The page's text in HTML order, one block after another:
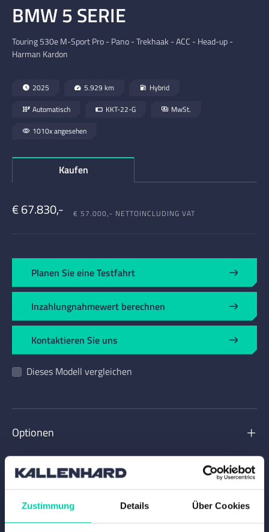
Zustimmung Details Über Cookies
BMW 5 SERIE
Touring 530e M-Sport Pro - Pano - Trekhaak - ACC - Head-up -
Harman Kardon
2025 5.929 km Hybrid
Automatisch KKT-22-G MwSt.
1010x angesehen
Kaufen
€ 67.830,- € 57.000,- NETTOINCLUDING VAT
Planen Sie eine Testfahrt
Inzahlungnahmewert berechnen
Kontaktieren Sie uns
Dieses Modell vergleichen
Optionen
Produktspezifikationen
Garantien